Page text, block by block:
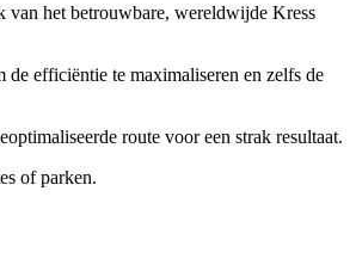
van het betrouwbare, wereldwijde Kress
efficiëntie te maximaliseren en zelfs de
route voor een strak resultaat.
of parken.